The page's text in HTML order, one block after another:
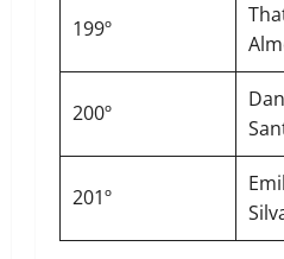
199º
200º
201º